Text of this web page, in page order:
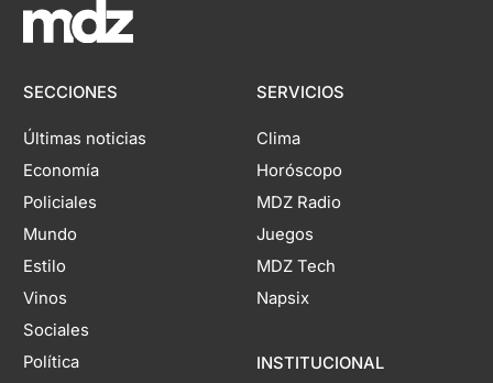
SECCIONES
Últimas noticias
Economía
Policiales
Mundo
Estilo
Vinos
Sociales
Política
SERVICIOS
Clima
Horóscopo
MDZ Radio
Juegos
MDZ Tech
Napsix
INSTITUCIONAL